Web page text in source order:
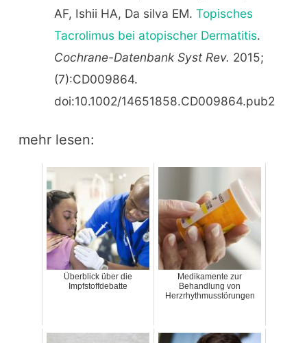
AF, Ishii HA, Da silva EM. Topisches
Tacrolimus bei atopischer Dermatitis.
Cochrane-Datenbank Syst Rev. 2015;
(7):CD009864.
doi:10.1002/14651858.CD009864.pub2
mehr lesen:
Überblick über die
Impfstoffdebatte
Medikamente zur
Behandlung von
Herzrhythmusstörungen